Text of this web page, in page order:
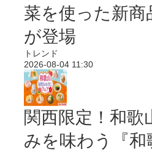
菜を使った新商
が登場
トレンド
2026-08-04 11:30
関西限定！和歌
みを味わう『和